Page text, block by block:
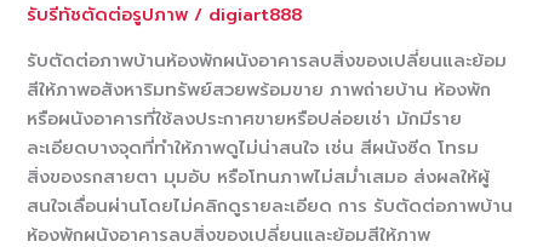
เพิ่ม
โอกาส
ใน
การ
ขาย
ชัดเจน
รับรีทัชตัดต่อรูปภาพ / digiart888
รับตัดต่อภาพบ้านห้องพักผนังอาคารลบสิ่งของเปลี่ยนและย้อม
สีให้ภาพอสังหาริมทรัพย์สวยพร้อมขาย ภาพถ่ายบ้าน ห้องพัก
หรือผนังอาคารที่ใช้ลงประกาศขายหรือปล่อยเช่า มักมีราย
ละเอียดบางจุดที่ทำให้ภาพดูไม่น่าสนใจ เช่น สีผนังซีด โทรม
สิ่งของรกสายตา มุมอับ หรือโทนภาพไม่สม่ำเสมอ ส่งผลให้ผู้
สนใจเลื่อนผ่านโดยไม่คลิกดูรายละเอียด การ รับตัดต่อภาพบ้าน
ห้องพักผนังอาคารลบสิ่งของเปลี่ยนและย้อมสีให้ภาพ